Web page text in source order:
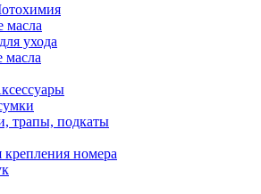
масла
ухода
трапы, подкаты
крепления номера